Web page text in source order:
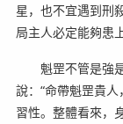
星，也不宜遇到刑
局主人必定能夠患
魁罡不管是強是
說：“命帶魁罡貴
習性。整體看來，